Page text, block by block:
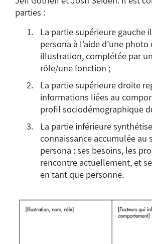
parties :
La partie supérieure gauche
persona à l’aide d’une photo
illustration, complétée par
rôle/une fonction ;
La partie supérieure droite
informations liées au
profil sociodémographique
La partie inférieure
connaissance accumulée au
persona : ses besoins, les
rencontre actuellement, et
en tant que personne.